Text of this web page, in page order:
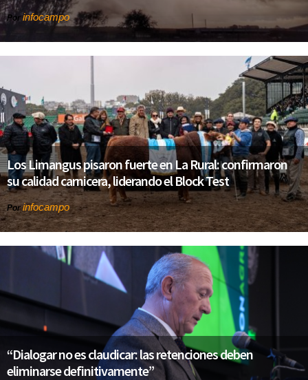
Por infocampo
Los Limangus pisaron fuerte en La Rural: confirmaron
su calidad carnicera, liderando el Block Test
Porinfocampo
“Dialogar no es claudicar: las retenciones deben
eliminarse definitivamente”